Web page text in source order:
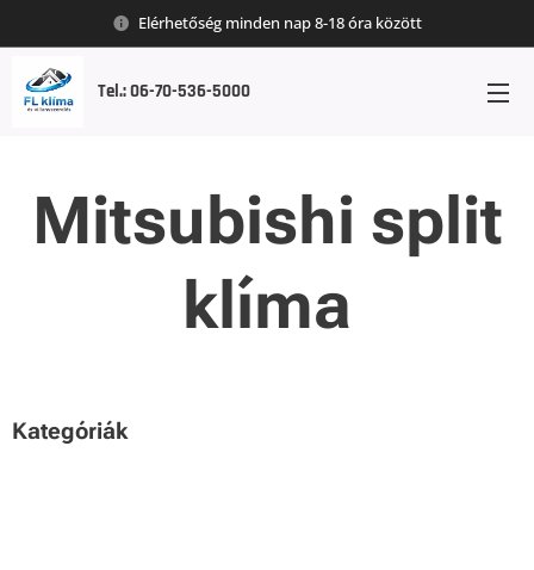
Elérhetőség minden nap 8-18 óra között
Tel.: 06-70-536-5000
Mitsubishi split
klíma
Kategóriák